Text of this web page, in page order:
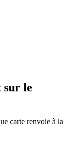
sur le
carte renvoie à la